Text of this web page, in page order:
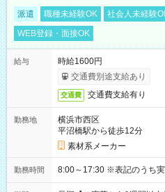
派遣 職種未経験OK 社会人未経験
WEB登録・面接OK
給与
時給1600円
交通費別途支給あり
交通費 交通費支給有り
勤務地
横浜市西区
平沼橋駅から徒歩12分
素材系メーカー
勤務時間 8:00～17:30 ※表記の